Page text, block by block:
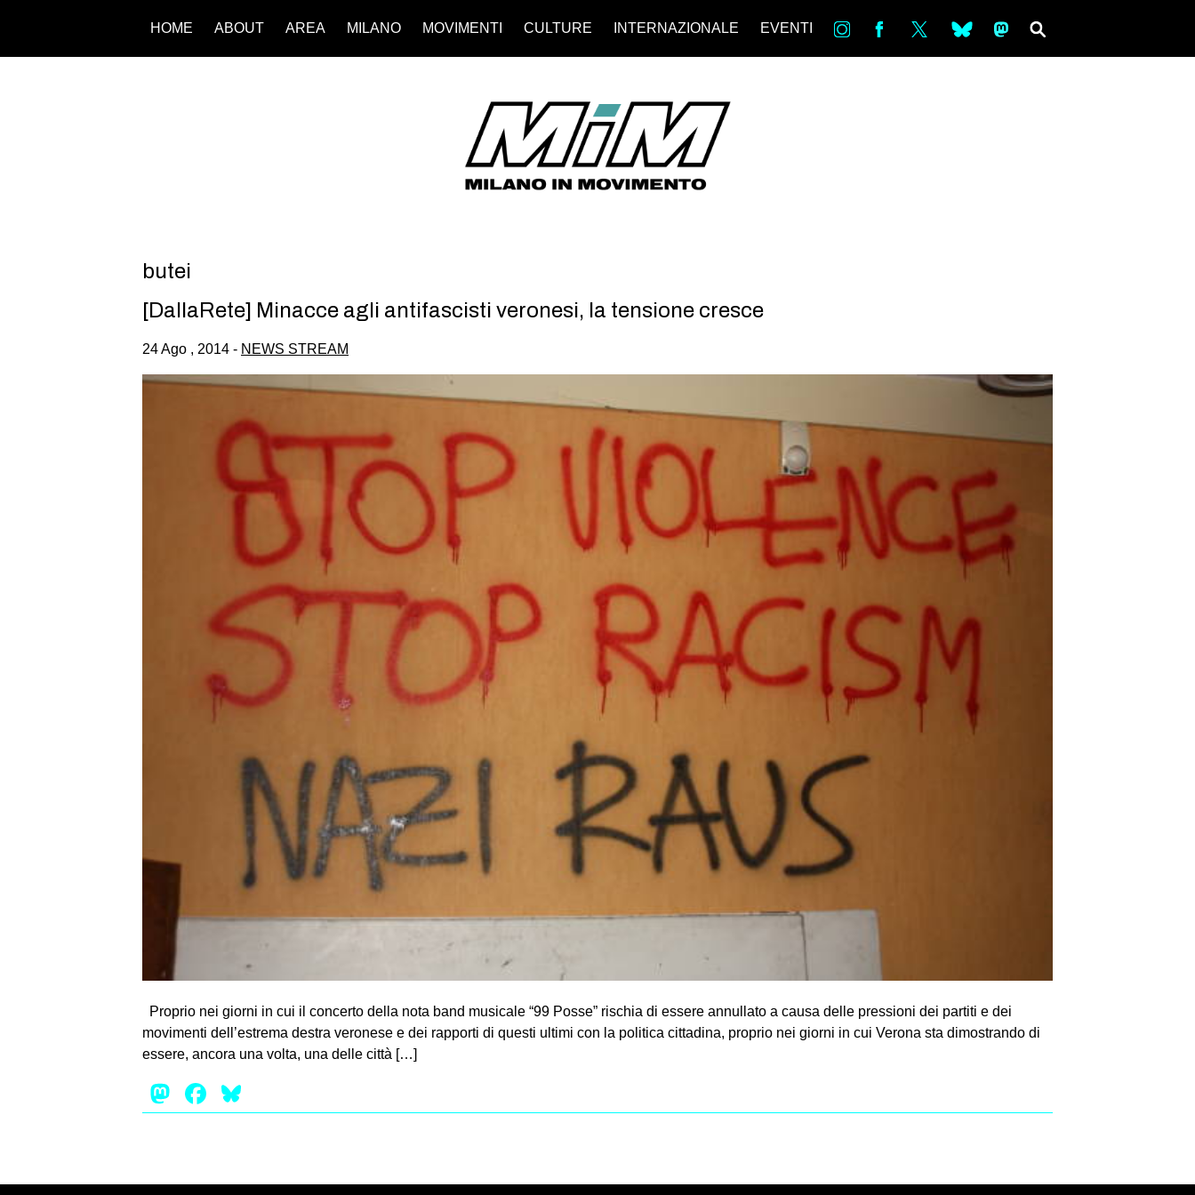
HOME ABOUT AREA MILANO MOVIMENTI CULTURE INTERNAZIONALE EVENTI in bsky ms
butei
[DallaRete] Minacce agli antifascisti veronesi, la tensione cresce
24 Ago , 2014 - NEWS STREAM
Proprio nei giorni in cui il concerto della nota band musicale “99 Posse” rischia di essere annullato a causa delle pressioni dei partiti e dei
movimenti dell’estrema destra veronese e dei rapporti di questi ultimi con la politica cittadina, proprio nei giorni in cui Verona sta dimostrando di
essere, ancora una volta, una delle città […]
Mastodon
Facebook